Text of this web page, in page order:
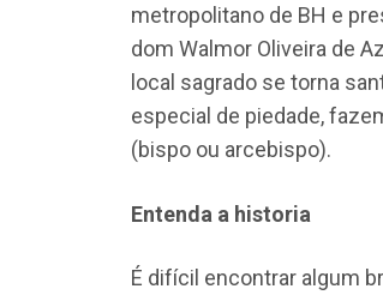
metropolitano de BH e
dom Walmor Oliveira de
local sagrado se torna
especial de piedade,
(bispo ou arcebispo).
Entenda a historia
É difícil encontrar algum